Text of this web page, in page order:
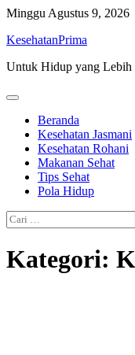
Skip
content
Minggu Agustus 9, 2026
KesehatanPrima
Untuk Hidup yang Lebih
Beranda
Kesehatan Jasmani
Kesehatan Rohani
Makanan Sehat
Tips Sehat
Pola Hidup
Cari
untuk:
Kategori: